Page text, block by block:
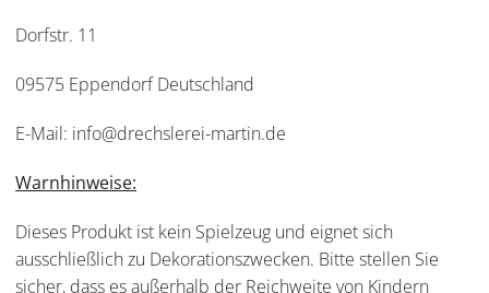
Dorfstr. 11
09575 Eppendorf Deutschland
E-Mail: info@drechslerei-martin.de
Warnhinweise:
Dieses Produkt ist kein Spielzeug und eignet sich
ausschließlich zu Dekorationszwecken. Bitte stellen Sie
sicher, dass es außerhalb der Reichweite von Kindern